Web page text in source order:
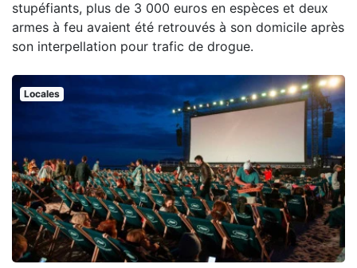
stupéfiants, plus de 3 000 euros en espèces et deux
armes à feu avaient été retrouvés à son domicile après
son interpellation pour trafic de drogue.
Locales